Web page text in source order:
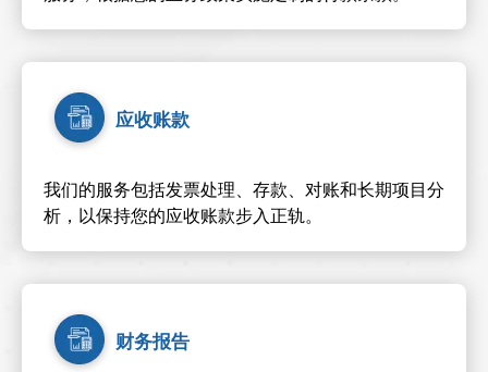
应收账款
我们的服务包括发票处理、存款、对账和长期项目分
析，以保持您的应收账款步入正轨。
财务报告